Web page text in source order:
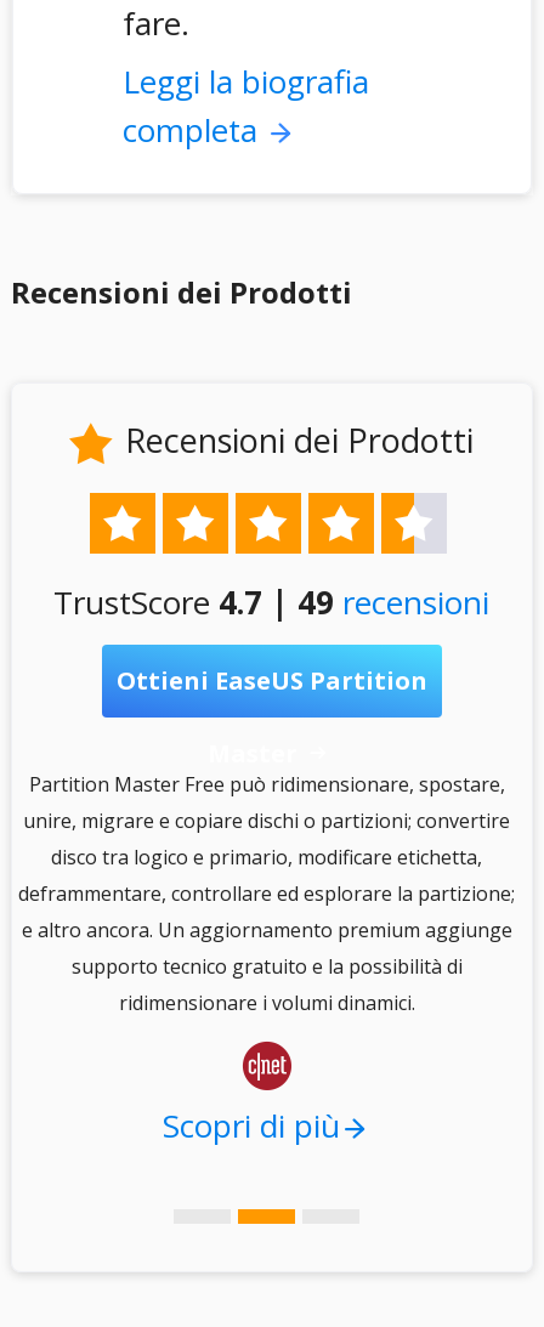
fare.
Leggi la biografia
completa
Recensioni dei Prodotti
 Recensioni dei Prodotti
    
TrustScore 4.7 | 49 recensioni
Ottieni EaseUS Partition
Partition Master Free può ridimensionare, spostare,
unire, migrare e copiare dischi o partizioni; convertire
disco tra logico e primario, modificare etichetta,
deframmentare, controllare ed esplorare la partizione;
e altro ancora. Un aggiornamento premium aggiunge
supporto tecnico gratuito e la possibilità di
ridimensionare i volumi dinamici.

Scopri di più